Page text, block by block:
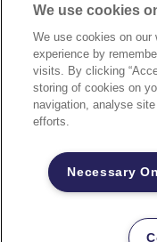
Cookie Richtlinie
Rechtliche Hinweise
Site Map
©2026 ACCO
We use cookies
We use cookies on our
experience by
visits. By clicking
storing of cookies on
navigation, analyse
efforts.
Necessary